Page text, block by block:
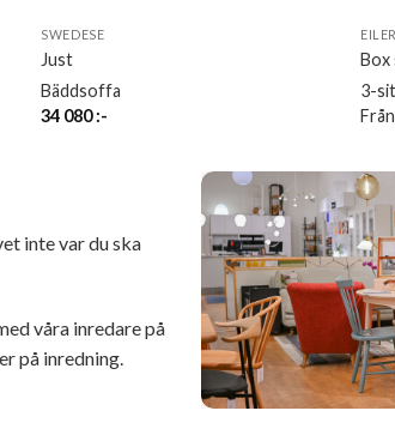
SWEDESE
Just
Bäddsoffa
34 080:-
Box
3-
inte var du ska
våra inredare på
på inredning.